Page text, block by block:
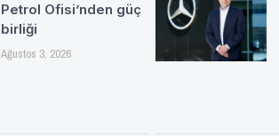
Petrol Ofisi’nden güç
birliği
Ağustos 3, 2026